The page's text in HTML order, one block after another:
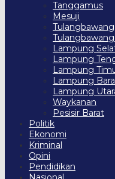
Tanggamus
Mesuji
Tulangbawang
Lampung
Lampung
Lampung
Lampung
Lampung
Waykanan
Pesisir Barat
Politik
Ekonomi
Kriminal
Opini
Pendidikan